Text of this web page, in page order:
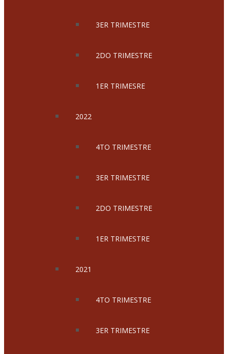
3ER TRIMESTRE
2DO TRIMESTRE
1ER TRIMESRE
2022
4TO TRIMESTRE
3ER TRIMESTRE
2DO TRIMESTRE
1ER TRIMESTRE
2021
4TO TRIMESTRE
3ER TRIMESTRE